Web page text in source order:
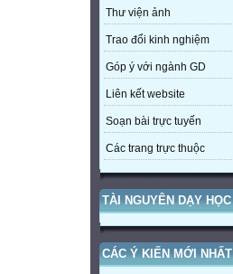
Thư viện ảnh
Trao đổi kinh nghiệm
Góp ý với ngành GD
Liên kết website
Soạn bài trực tuyến
Các trang trực thuộc
TÀI NGUYÊN DẠY HỌC
CÁC Ý KIẾN MỚI NHẤT